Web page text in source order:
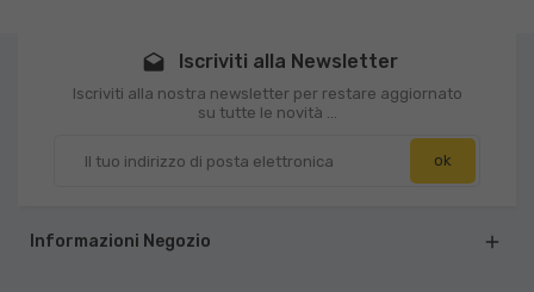
drafts Iscriviti alla Newsletter
Iscriviti alla nostra newsletter per restare aggiornato
su tutte le novità ...
Informazioni Negozio 